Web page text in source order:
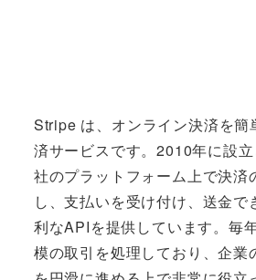
Stripe は、オンライン決済を簡
済サービスです。2010年に設
社のプラットフォーム上で決済
し、支払いを受け付け、送金で
利なAPIを提供しています。毎
模の取引を処理しており、企業